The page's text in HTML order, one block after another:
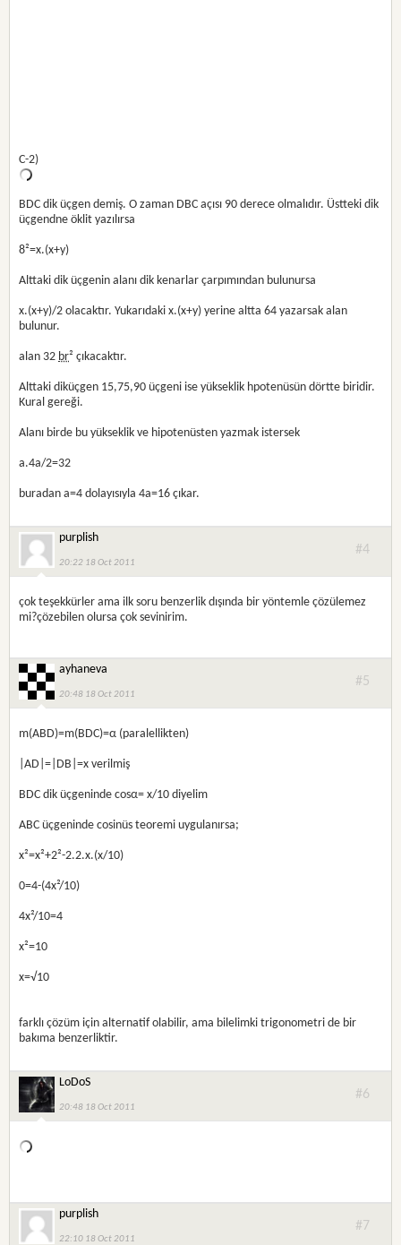
C-2)
BDC dik üçgen demiş. O zaman DBC açısı 90 derece olmalıdır. Üstteki dik
üçgendne öklit yazılırsa
8²=x.(x+y)
Alttaki dik üçgenin alanı dik kenarlar çarpımından bulunursa
x.(x+y)/2 olacaktır. Yukarıdaki x.(x+y) yerine altta 64 yazarsak alan
bulunur.
alan 32 br² çıkacaktır.
Alttaki diküçgen 15,75,90 üçgeni ise yükseklik hpotenüsün dörtte biridir.
Kural gereği.
Alanı birde bu yükseklik ve hipotenüsten yazmak istersek
a.4a/2=32
buradan a=4 dolayısıyla 4a=16 çıkar.
purplish
20:22 18 Oct 2011
#4
çok teşekkürler ama ilk soru benzerlik dışında bir yöntemle çözülemez
mi?çözebilen olursa çok sevinirim.
ayhaneva
20:48 18 Oct 2011
#5
m(ABD)=m(BDC)=α (paralellikten)
|AD|=|DB|=x verilmiş
BDC dik üçgeninde cosα= x/10 diyelim
ABC üçgeninde cosinüs teoremi uygulanırsa;
x²=x²+2²-2.2.x.(x/10)
0=4-(4x²/10)
4x²/10=4
x²=10
x=√10
farklı çözüm için alternatif olabilir, ama bilelimki trigonometri de bir
bakıma benzerliktir.
LoDoS
20:48 18 Oct 2011
#6
purplish
22:10 18 Oct 2011
#7